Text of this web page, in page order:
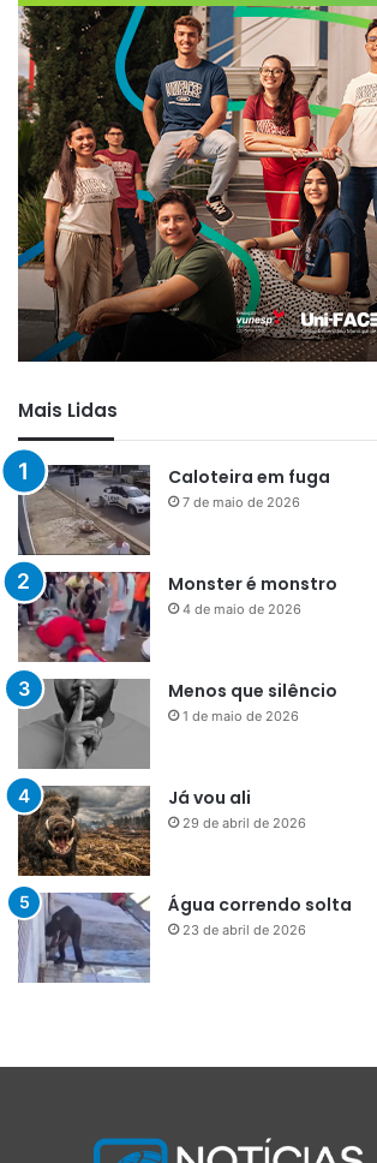
Mais Lidas
Caloteira em fuga
7 de maio de 2026
Monster é monstro
4 de maio de 2026
Menos que silêncio
1 de maio de 2026
Já vou ali
29 de abril de 2026
Água correndo solta
23 de abril de 2026